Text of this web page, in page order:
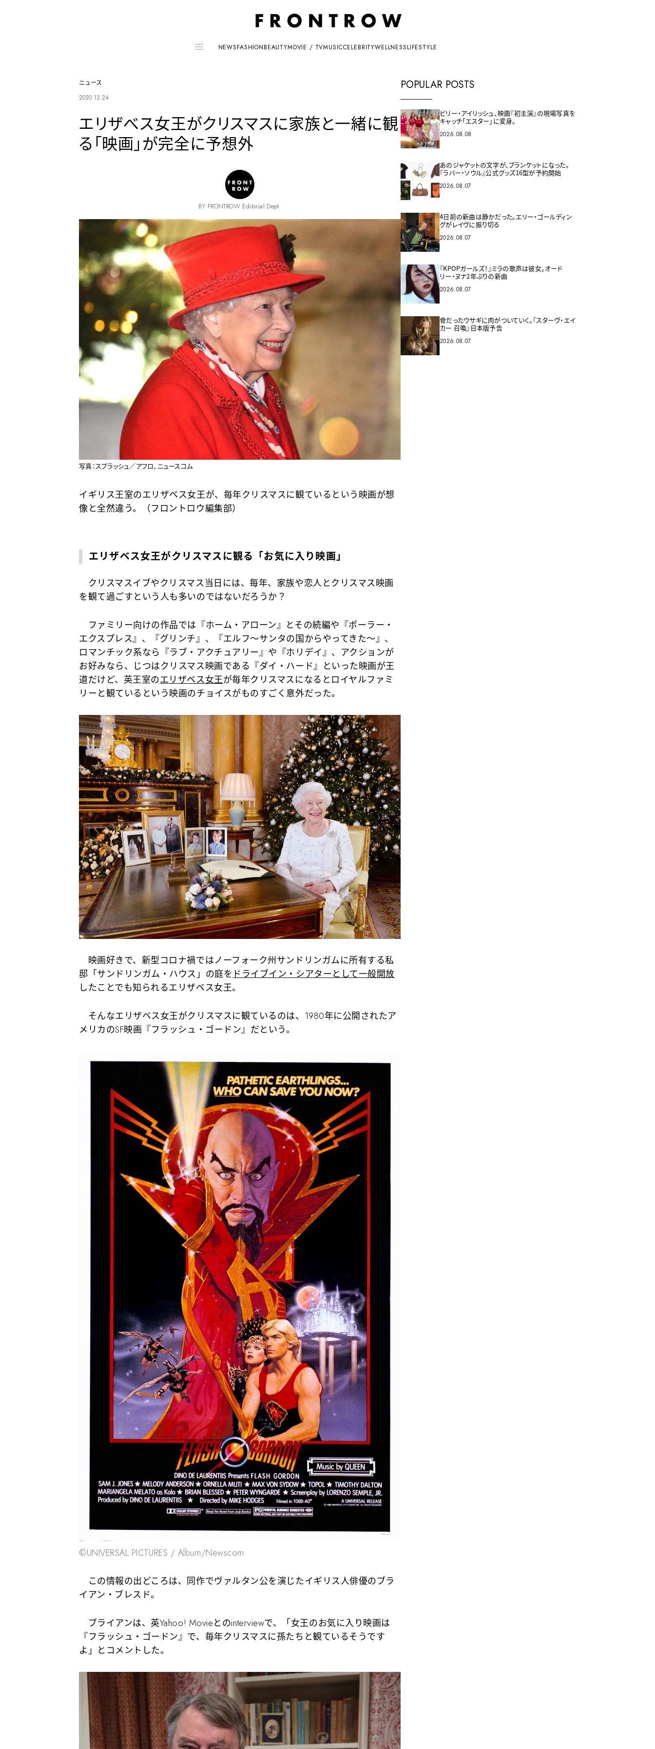
NEWSFASHIONBEAUTYMOVIE / TVMUSICCELEBRITYWELLNESSLIFESTYLE
ニュース
2020.12.24
エリザべス女王がクリスマスに家族と一緒に観
る「映画」が完全に予想外
BY FRONTROW Editorial Dept.
写真：スプラッシュ／アフロ、ニュースコム
イギリス王室のエリザベス女王が、毎年クリスマスに観ているという映画が想
像と全然違う。（フロントロウ編集部）
エリザベス女王がクリスマスに観る「お気に入り映画」
クリスマスイブやクリスマス当日には、毎年、家族や恋人とクリスマス映画
を観て過ごすという人も多いのではないだろうか？
ファミリー向けの作品では『ホーム・アローン』とその続編や『ポーラー・
エクスプレス』、『グリンチ』、『エルフ～サンタの国からやってきた～』、
ロマンチック系なら『ラブ・アクチュアリー』や『ホリデイ』、アクションが
お好みなら、じつはクリスマス映画である『ダイ・ハード』といった映画が王
道だけど、英王室のエリザベス女王が毎年クリスマスになるとロイヤルファミ
リーと観ているという映画のチョイスがものすごく意外だった。
映画好きで、新型コロナ禍ではノーフォーク州サンドリンガムに所有する私
邸「サンドリンガム・ハウス」の庭を ドライブイン・シアターとして一般開放
したことでも知られるエリザベス女王。
そんなエリザベス女王がクリスマスに観ているのは、1980年に公開されたア
メリカのSF映画『フラッシュ・ゴードン』だという。
©UNIVERSAL PICTURES / Album/Newscom
この情報の出どころは、同作でヴァルタン公を演じたイギリス人俳優のブラ
イアン・ブレスド。
ブライアンは、英Yahoo! Movieとのinterviewで、「女王のお気に入り映画は
『フラッシュ・ゴードン』で、毎年クリスマスに孫たちと観ているそうです
よ」とコメントした。
POPULAR POSTS
ビリー・アイリッシュ、映画『初主演』の現場写真を
キャッチ「エスター」に変身。
2026.08.08
あのジャケットの文字が、ブランケットになった。
『ラバー・ソウル』公式グッズ16型が予約開始
2026.08.07
4日前の新曲は静かだった。エリー・ゴールディン
グがレイヴに振り切る
2026.08.07
『KPOPガールズ！』ミラの歌声は彼女。オード
リー・ヌナ2年ぶりの新曲
2026.08.07
骨だったウサギに肉がついていく。『スターヴ・エイ
カー 召喚』日本版予告
2026.08.07